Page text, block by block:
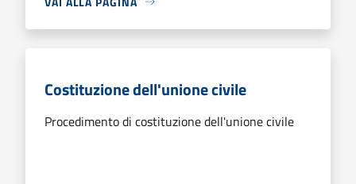
Costituzione dell'unione civile
Procedimento di costituzione dell'unione civile